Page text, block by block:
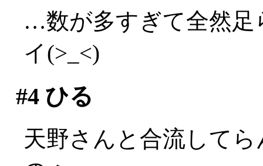
…数が多すぎて全然足
イ(>_<)
#4ひる
天野さんと合流して